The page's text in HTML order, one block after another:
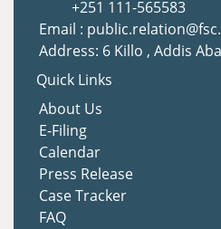
+251 111-565583
Email :
Address: 6 Killo , Addis
Quick Links
About Us
E-Filing
Calendar
Press Release
Case Tracker
FAQ